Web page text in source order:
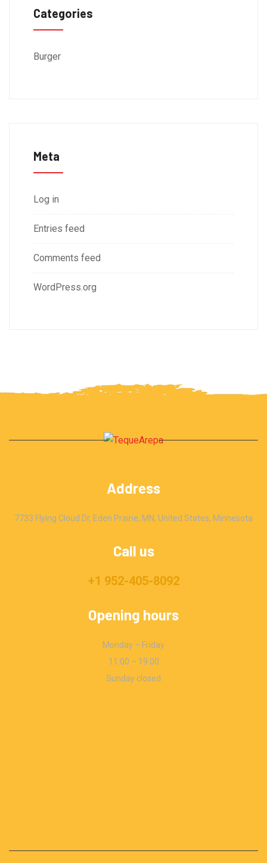
Categories
Burger
Meta
Log in
Entries feed
Comments feed
WordPress.org
Address
7733 Flying Cloud Dr, Eden Prairie, MN, United States, Minnesota
Call us
+1 952-405-8092
Opening hours
Monday – Friday
11:00 – 19:00
Sunday closed